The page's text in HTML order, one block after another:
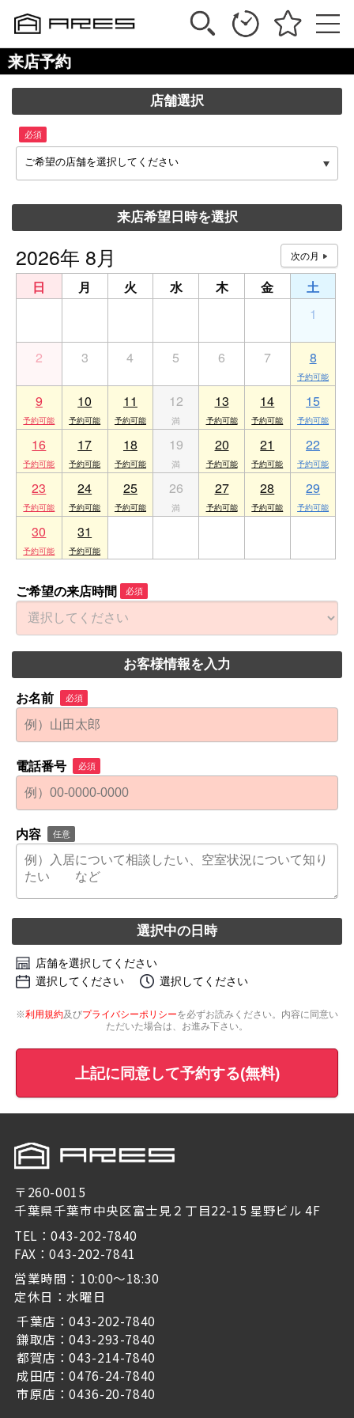
来店予約
店舗選択
必須
ご希望の店舗を選択してください
来店希望日時を選択
2026年 8月
日 月 火 水 木 金
土
1
2 3 4 5 6 7 8
9 10 11 12 13 14 15
16 17 18 19 20 21 22
23 24 25 26 27 28 29
30 31
ご希望の来店時間 必須
お客様情報を入力
お名前 必須
電話番号 必須
内容 任意
選択中の日時
店舗を選択してください
選択してください
選択してください
※利用規約及びプライバシーポリシーを必ずお読みください。内容に同意い
ただいた場合は、お進み下さい。
上記に同意して予約する(無料)
〒260-0015
千葉県千葉市中央区富士見２丁目22-15 星野ビル 4F
TEL：043-202-7840
FAX：043-202-7841
営業時間：10:00～18:30
定休日：水曜日
千葉店：043-202-7840
鎌取店：043-293-7840
都賀店：043-214-7840
成田店：0476-24-7840
市原店：0436-20-7840